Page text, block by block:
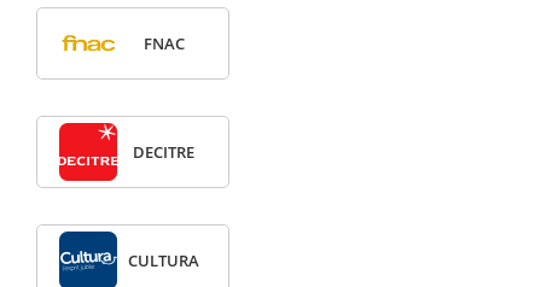
FNAC
DECITRE
CULTURA